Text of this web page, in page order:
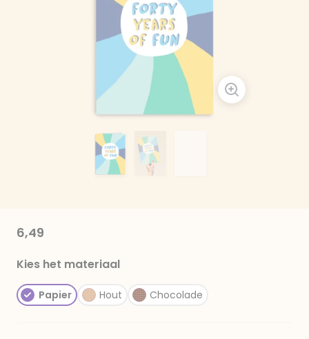
6,49
Kies het materiaal
Papier Hout Chocolade